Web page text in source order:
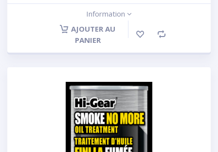
Information
AJOUTER AU
PANIER